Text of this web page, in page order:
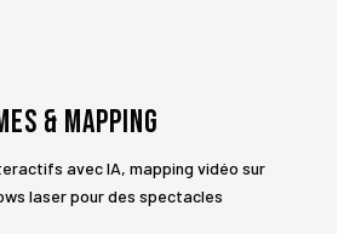
& Mapping
avec IA, mapping vidéo sur
laser pour des spectacles